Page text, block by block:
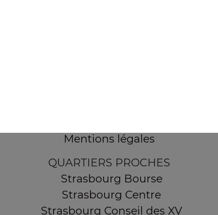
Mentions légales
QUARTIERS PROCHES
Strasbourg Bourse
Strasbourg Centre
Strasbourg Conseil des XV